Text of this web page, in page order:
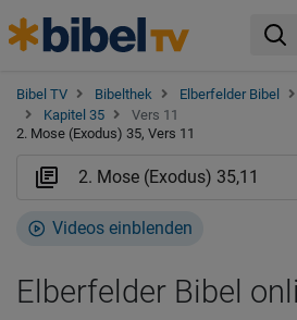
Bibel TV Bibelthek Elberfelder Bibel
Kapitel 35
Vers 11
2. Mose (Exodus) 35, Vers 11
Videos einblenden
Elberfelder Bibel